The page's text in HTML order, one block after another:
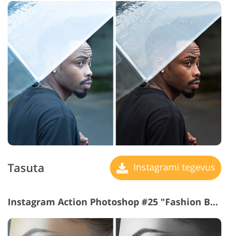
Tasuta Instagrami tegevus
Instagram Action Photoshop #25 "Fashion B&W"